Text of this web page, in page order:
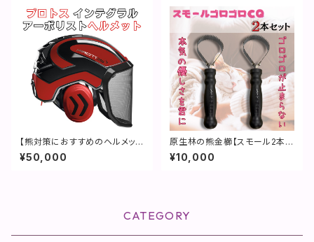
【熊対策におすすめのヘルメッ
ト】 プロトス インテグラル アー
ボリスト ヘルメット / ファナー
¥50,000
原生林の熊金櫛【スモール2本セ
ット】スモールゴロゴロCQ
¥10,000
CATEGORY